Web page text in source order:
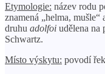
Etymologie: název rodu
znamená „helma, mušle“
druhu adolfoi udělena na
Schwartz.
Místo výskytu: povodí